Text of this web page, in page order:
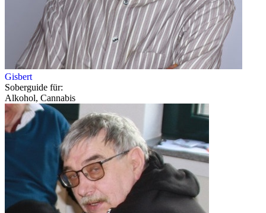
Gisbert
Soberguide für:
Alkohol, Cannabis